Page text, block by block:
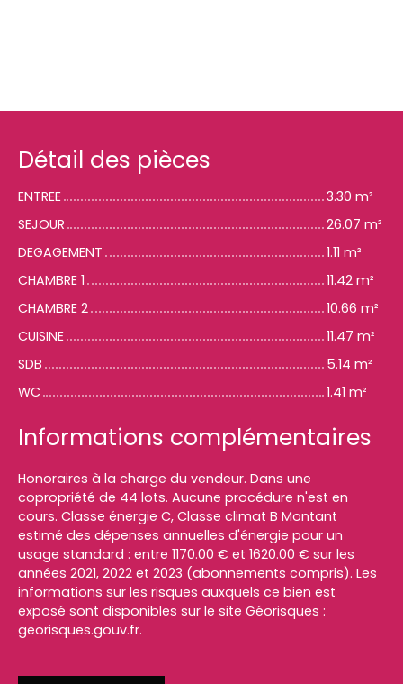
Détail des pièces
ENTREE
3.30 m²
SEJOUR
26.07 m²
DEGAGEMENT
1.11 m²
CHAMBRE 1
11.42 m²
CHAMBRE 2
10.66 m²
CUISINE
11.47 m²
SDB
5.14 m²
WC
1.41 m²
Informations complémentaires
Honoraires à la charge du vendeur. Dans une
copropriété de 44 lots. Aucune procédure n'est en
cours. Classe énergie C, Classe climat B Montant
estimé des dépenses annuelles d'énergie pour un
usage standard : entre 1170.00 € et 1620.00 € sur les
années 2021, 2022 et 2023 (abonnements compris). Les
informations sur les risques auxquels ce bien est
exposé sont disponibles sur le site Géorisques :
georisques.gouv.fr.